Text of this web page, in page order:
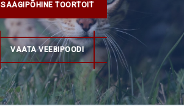
SAAGIPÕHINE TOORTOIT
VAATA VEEBIPOODI